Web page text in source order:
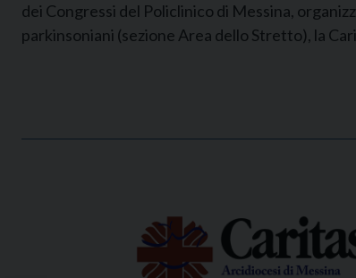
dei Congressi del Policlinico di Messina,
parkinsoniani (sezione Area dello Stretto), la